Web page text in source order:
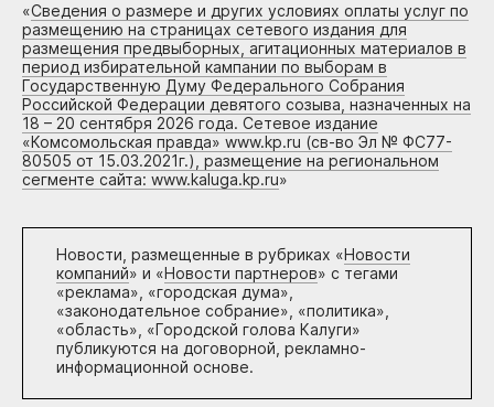
«Сведения о размере и других условиях оплаты услуг по
размещению на страницах сетевого издания для
размещения предвыборных, агитационных материалов в
период избирательной кампании по выборам в
Государственную Думу Федерального Собрания
Российской Федерации девятого созыва, назначенных на
18 – 20 сентября 2026 года. Сетевое издание
«Комсомольская правда» www.kp.ru (св-во Эл № ФС77-
80505 от 15.03.2021г.), размещение на региональном
сегменте сайта: www.kaluga.kp.ru»
Новости, размещенные в рубриках «Новости
компаний» и «Новости партнеров» с тегами
«реклама», «городская дума»,
«законодательное собрание», «политика»,
«область», «Городской голова Калуги»
публикуются на договорной, рекламно-
информационной основе.